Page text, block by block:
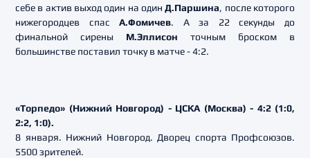
себе в актив выход один на одинД.Паршина, после которого
нижегородцев спасА.Фомичев. А за 22 секунды до
финальной сирены М.Эллисон точным броском в
большинстве поставил точку в матче - 4:2.
«Торпедо» (Нижний Новгород) - ЦСКА (Москва) - 4:2 (1:0,
2:2, 1:0).
8 января. Нижний Новгород. Дворец спорта Профсоюзов.
5500 зрителей.